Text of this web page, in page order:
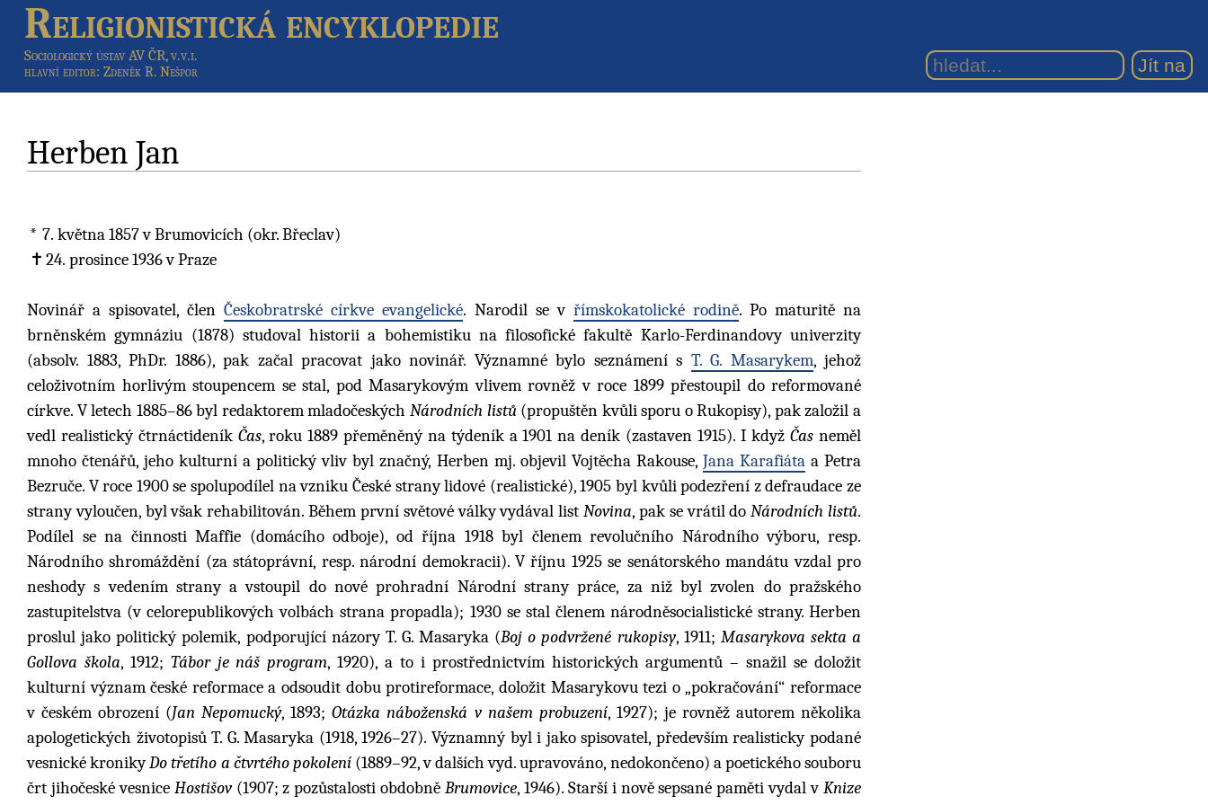
Religionistická encyklopedie
Sociologický ústav AV ČR, v.v.i.
hlavní editor: Zdeněk R. Nešpor
Herben Jan
7. května 1857v Brumovicích (okr. Břeclav)
24. prosince 1936v Praze
Novinář a spisovatel, členČeskobratrské církve evangelické. Narodil se v římskokatolické rodině. Po maturitě na
brněnském gymnáziu (1878) studoval historii a bohemistiku na filosofické fakultě Karlo-Ferdinandovy univerzity
(absolv. 1883, PhDr. 1886), pak začal pracovat jako novinář. Významné bylo seznámení s T. G. Masarykem, jehož
celoživotním horlivým stoupencem se stal, pod Masarykovým vlivem rovněž v roce 1899 přestoupil do reformované
církve. V letech 1885–86 byl redaktorem mladočeských Národních listů(propuštěn kvůli sporu o Rukopisy), pak založil a
vedl realistický čtrnáctideník Čas, roku 1889 přeměněný na týdeník a 1901 na deník (zastaven 1915). I kdyžČas neměl
mnoho čtenářů, jeho kulturní a politický vliv byl značný, Herben mj. objevil Vojtěcha Rakouse, Jana Karafiátaa Petra
Bezruče. V roce 1900 se spolupodílel na vzniku České strany lidové (realistické), 1905 byl kvůli podezření z defraudace ze
strany vyloučen, byl však rehabilitován. Během první světové války vydával listNovina, pak se vrátil doNárodních listů.
Podílel se na činnosti Maffie (domácího odboje), od října 1918 byl členem revolučního Národního výboru, resp.
Národního shromáždění (za státoprávní, resp. národní demokracii). V říjnu 1925 se senátorského mandátu vzdal pro
neshody s vedením strany a vstoupil do nové prohradní Národní strany práce, za niž byl zvolen do pražského
zastupitelstva (v celorepublikových volbách strana propadla); 1930 se stal členem národněsocialistické strany. Herben
proslul jako politický polemik, podporující názory T. G. Masaryka (Boj o podvržené rukopisy, 1911; Masarykova sekta a
Gollova škola, 1912; Tábor je náš program, 1920), a to i prostřednictvím historických argumentů – snažil se doložit
kulturní význam české reformace a odsoudit dobu protireformace, doložit Masarykovu tezi o „pokračování“ reformace
v českém obrození (Jan Nepomucký, 1893;Otázka náboženská v našem probuzení, 1927); je rovněž autorem několika
apologetických životopisů T. G. Masaryka (1918, 1926–27). Významný byl i jako spisovatel, především realisticky podané
vesnické kronikyDo třetího a čtvrtého pokolení(1889–92, v dalších vyd. upravováno, nedokončeno) a poetického souboru
črt jihočeské vesnice Hostišov(1907; z pozůstalosti obdobněBrumovice, 1946). Starší i nově sepsané paměti vydal vKnize